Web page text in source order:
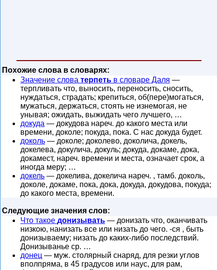
Похожие слова в словарях:
Значение слова терпеть в словаре Даля —
терпливать что, выносить, переносить, сносить,
нуждаться, страдать; крепиться, об(пере)могаться,
мужаться, держаться, стоять не изнемогая, не
унывая; ожидать, выжидать чего лучшего, …
докуда — докудова нареч. до какого места или
времени, доколе; покуда, пока. С нас докуда будет.
доколь — доколе; доколево, доколича, докель,
докелева, докулича, докуль; докуда, докаме, дока,
докамест, нареч. времени и места, означает срок, а
иногда меру; …
докель — докелива, докелича нареч. , тамб. доколь,
доколе, докаме, пока, дока, докуда, докудова, покуда;
до какого места, времени.
Следующие значения слов:
Что такое донизывать — донизать что, оканчивать
низкою, нанизать все или низать до чего. -ся , быть
донизываему; низать до каких-либо последствий.
Донизыванье ср. …
донец — муж. столярный снаряд, для резки углов
вполпряма, в 45 градусов или наус, для рам,